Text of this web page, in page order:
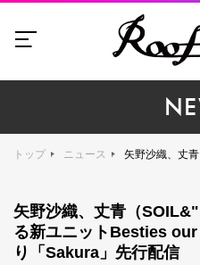
トップ ニュース 矢野沙織、丈青（
矢野沙織、丈青（
る新ユニットBesties
り「Sakura」先行配信